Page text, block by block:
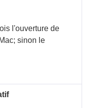
l'ouverture de
sinon le